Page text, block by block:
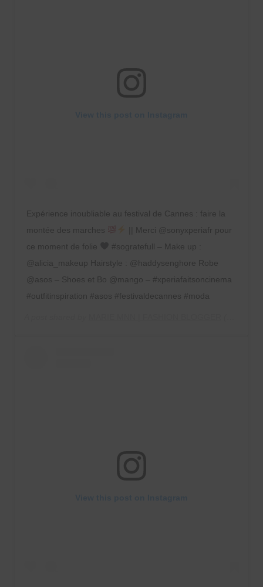
Expérience inoubliable au festival de Cannes : faire la
montée des marches
|| Merci @sonyxperiafr pour
ce moment de folie
#sogratefull – Make up :
@alicia_makeup Hairstyle : @haddysenghore Robe
@asos – Shoes et Bo @mango – #xperiafaitsoncinema
#outfitinspiration #asos #festivaldecannes #moda